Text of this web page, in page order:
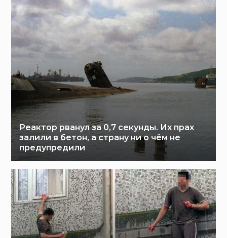
Реактор рванул за 0,7 секунды. Их прах
залили в бетон, а страну ни о чём не
предупредили